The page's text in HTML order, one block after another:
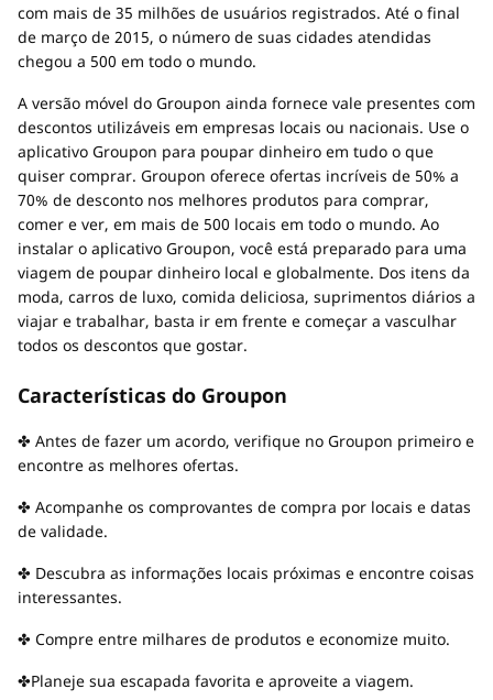
com mais de 35 milhões de usuários registrados. Até o final
de março de 2015, o número de suas cidades atendidas
chegou a 500 em todo o mundo.
A versão móvel do Groupon ainda fornece vale presentes com
descontos utilizáveis em empresas locais ou nacionais. Use o
aplicativo Groupon para poupar dinheiro em tudo o que
quiser comprar. Groupon oferece ofertas incríveis de 50% a
70% de desconto nos melhores produtos para comprar,
comer e ver, em mais de 500 locais em todo o mundo. Ao
instalar o aplicativo Groupon, você está preparado para uma
viagem de poupar dinheiro local e globalmente. Dos itens da
moda, carros de luxo, comida deliciosa, suprimentos diários a
viajar e trabalhar, basta ir em frente e começar a vasculhar
todos os descontos que gostar.
Características do Groupon
✤ Antes de fazer um acordo, verifique no Groupon primeiro e
encontre as melhores ofertas.
✤ Acompanhe os comprovantes de compra por locais e datas
de validade.
✤ Descubra as informações locais próximas e encontre coisas
interessantes.
✤ Compre entre milhares de produtos e economize muito.
✤Planeje sua escapada favorita e aproveite a viagem.